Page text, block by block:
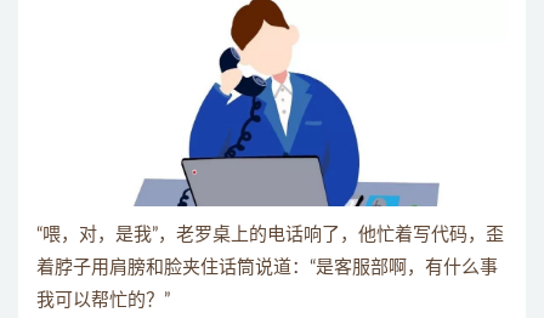
“喂，对，是我”，老罗桌上的电话响了，他忙着写代码，歪
着脖子用肩膀和脸夹住话筒说道：“是客服部啊，有什么事
我可以帮忙的？”